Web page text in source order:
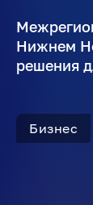
Нижнем
решения
Бизнес